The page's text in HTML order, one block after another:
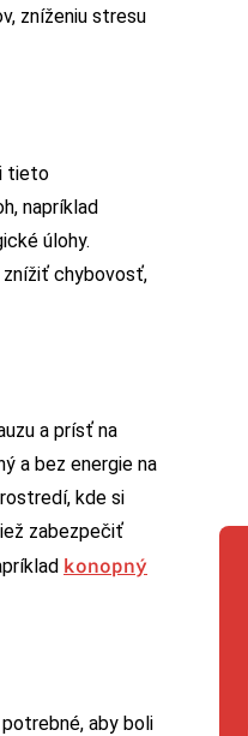
zníženiu stresu
tieto
napríklad
úlohy.
chybovosť,
a prísť na
a bez energie na
kde si
zabezpečiť
konopný
aby boli